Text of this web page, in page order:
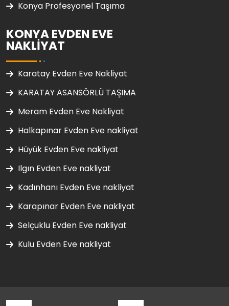
Konya Profesyonel Taşıma
KONYA EVDEN EVE
NAKLIYAT
Karatay Evden Eve Nakliyat
KARATAY ASANSÖRLÜ TAŞIMA
Meram Evden Eve Nakliyat
Halkapınar Evden Eve nakliyat
Hüyük Evden Eve nakliyat
Ilgın Evden Eve nakliyat
Kadınhanı Evden Eve nakliyat
Karapınar Evden Eve nakliyat
Selçuklu Evden Eve nakliyat
Kulu Evden Eve nakliyat